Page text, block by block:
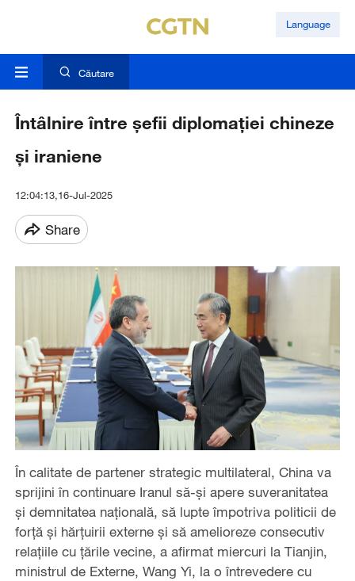
Language
Căutare
Întâlnire între șefii diplomației chineze
și iraniene
12:04:13,16-Jul-2025
Share
În calitate de partener strategic multilateral, China va
sprijini în continuare Iranul să-și apere suveranitatea
și demnitatea națională, să lupte împotriva politicii de
forță și hărțuirii externe și să amelioreze consecutiv
relațiile cu țările vecine, a afirmat miercuri la Tianjin,
ministrul de Externe, Wang Yi, la o întrevedere cu